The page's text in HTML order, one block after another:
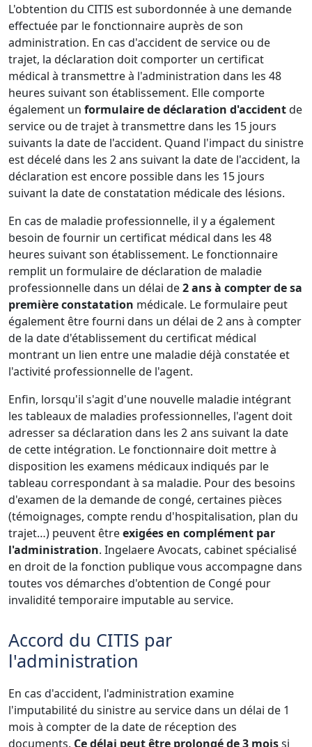
L'obtention du CITIS est subordonnée à une demande
effectuée par le fonctionnaire auprès de son
administration. En cas d'accident de service ou de
trajet, la déclaration doit comporter un certificat
médical à transmettre à l'administration dans les 48
heures suivant son établissement. Elle comporte
également un formulaire de déclaration d'accidentde
service ou de trajet à transmettre dans les 15 jours
suivants la date de l'accident. Quand l'impact du sinistre
est décelé dans les 2 ans suivant la date de l'accident, la
déclaration est encore possible dans les 15 jours
suivant la date de constatation médicale des lésions.
En cas de maladie professionnelle, il y a également
besoin de fournir un certificat médical dans les 48
heures suivant son établissement. Le fonctionnaire
remplit un formulaire de déclaration de maladie
professionnelle dans un délai de2 ans à compter de sa
première constatation médicale. Le formulaire peut
également être fourni dans un délai de 2 ans à compter
de la date d'établissement du certificat médical
montrant un lien entre une maladie déjà constatée et
l'activité professionnelle de l'agent.
Enfin, lorsqu'il s'agit d'une nouvelle maladie intégrant
les tableaux de maladies professionnelles, l'agent doit
adresser sa déclaration dans les 2 ans suivant la date
de cette intégration. Le fonctionnaire doit mettre à
disposition les examens médicaux indiqués par le
tableau correspondant à sa maladie. Pour des besoins
d'examen de la demande de congé, certaines pièces
(témoignages, compte rendu d'hospitalisation, plan du
trajet…) peuvent êtreexigées en complément par
l'administration. Ingelaere Avocats, cabinet spécialisé
en droit de la fonction publique vous accompagne dans
toutes vos démarches d'obtention de Congé pour
invalidité temporaire imputable au service.
Accord du CITIS par
l'administration
En cas d'accident, l'administration examine
l'imputabilité du sinistre au service dans un délai de 1
mois à compter de la date de réception des
documents. Ce délai peut être prolongé de 3 moissi